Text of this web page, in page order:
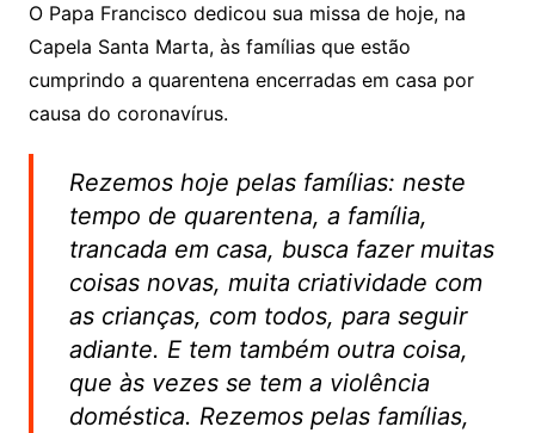
O Papa Francisco dedicou sua missa de hoje, na
Capela Santa Marta, às famílias que estão
cumprindo a quarentena encerradas em casa por
causa do coronavírus.
Rezemos hoje pelas famílias: neste
tempo de quarentena, a família,
trancada em casa, busca fazer muitas
coisas novas, muita criatividade com
as crianças, com todos, para seguir
adiante. E tem também outra coisa,
que às vezes se tem a violência
doméstica. Rezemos pelas famílias,